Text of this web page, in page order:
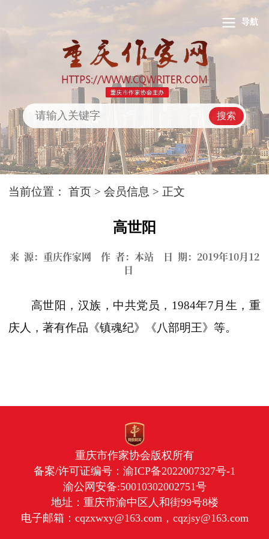
导航
搜索
当前位置：首页 >会员信息 > 正文
高世阳
来 源：重庆作家网 作 者：本站 日 期：2019年10月12
日
高世阳，汉族，中共党员，1984年7月生，重
庆人，著有作品《镇魂纪》《八部明王》等。
重庆市作家协会版权所有
备案/许可证编号： 渝ICP备2022007327号-1
渝公网安备:50010302002751号
地址：重庆市渝中区人和街99号8楼
电子邮箱：cqzxwxy@163.com，cqzjsy@163.com